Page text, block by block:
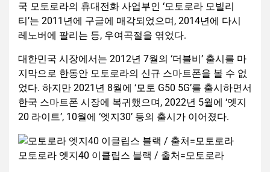
국 모토로라의 휴대전화 사업부인 ‘모토로라 모빌리
티’는 2011년에 구글에 매각되었으며, 2014년에 다시
레노버에 팔리는 등, 우여곡절을 엮었다.
대한민국 시장에서는 2012년 7월의 ‘더블비’ 출시를 마
지막으로 한동안 모토로라의 신규 스마트폰을 볼 수 없
었다. 하지만 2021년 8월에 ‘모토 G50 5G’를 출시하면서
한국 스마트폰 시장에 복귀했으며, 2022년 5월에 ‘엣지
20 라이트’, 10월에 ‘엣지30’ 등의 출시가 이어졌다.
모토로라 엣지40 이클립스 블랙 / 출처=모토로라